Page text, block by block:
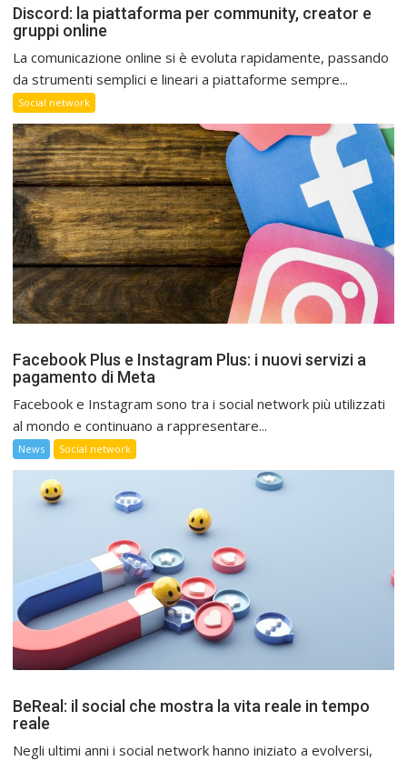
Discord: la piattaforma per community, creator e
gruppi online
La comunicazione online si è evoluta rapidamente, passando
da strumenti semplici e lineari a piattaforme sempre...
Social network
Facebook Plus e Instagram Plus: i nuovi servizi a
pagamento di Meta
Facebook e Instagram sono tra i social network più utilizzati
al mondo e continuano a rappresentare...
News Social network
BeReal: il social che mostra la vita reale in tempo
reale
Negli ultimi anni i social network hanno iniziato a evolversi,